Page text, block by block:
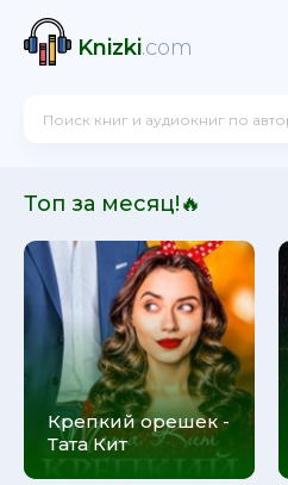
Knizki.com
Топ за месяц!🔥
Крепкий орешек -
Тата Кит